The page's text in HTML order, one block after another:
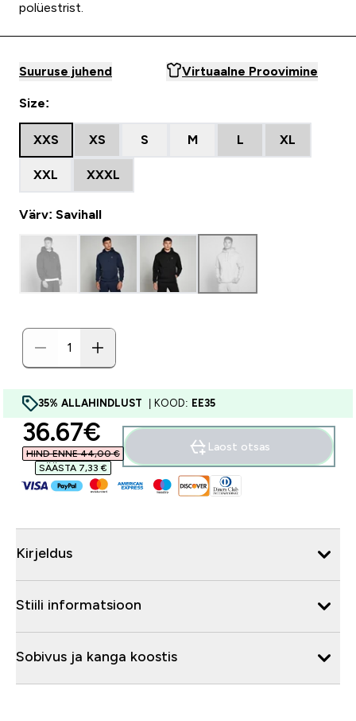
polüestrist.
Suuruse juhend Virtuaalne Proovimine
Size:
XXS XS S M L XL
XXL XXXL
Värv: Savihall
35% ALLAHINDLUST | KOOD: EE35
discounted price
36.67€‎
HIND ENNE 44,00 €‎
SÄÄSTA 7,33 €‎
Laost otsas
Kirjeldus
Stiili informatsioon
Sobivus ja kanga koostis